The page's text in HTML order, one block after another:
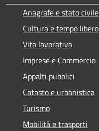
Anagrafe e stato civile
Cultura e tempo libero
Vita lavorativa
Imprese e Commercio
Appalti pubblici
Catasto e urbanistica
Turismo
Mobilità e trasporti